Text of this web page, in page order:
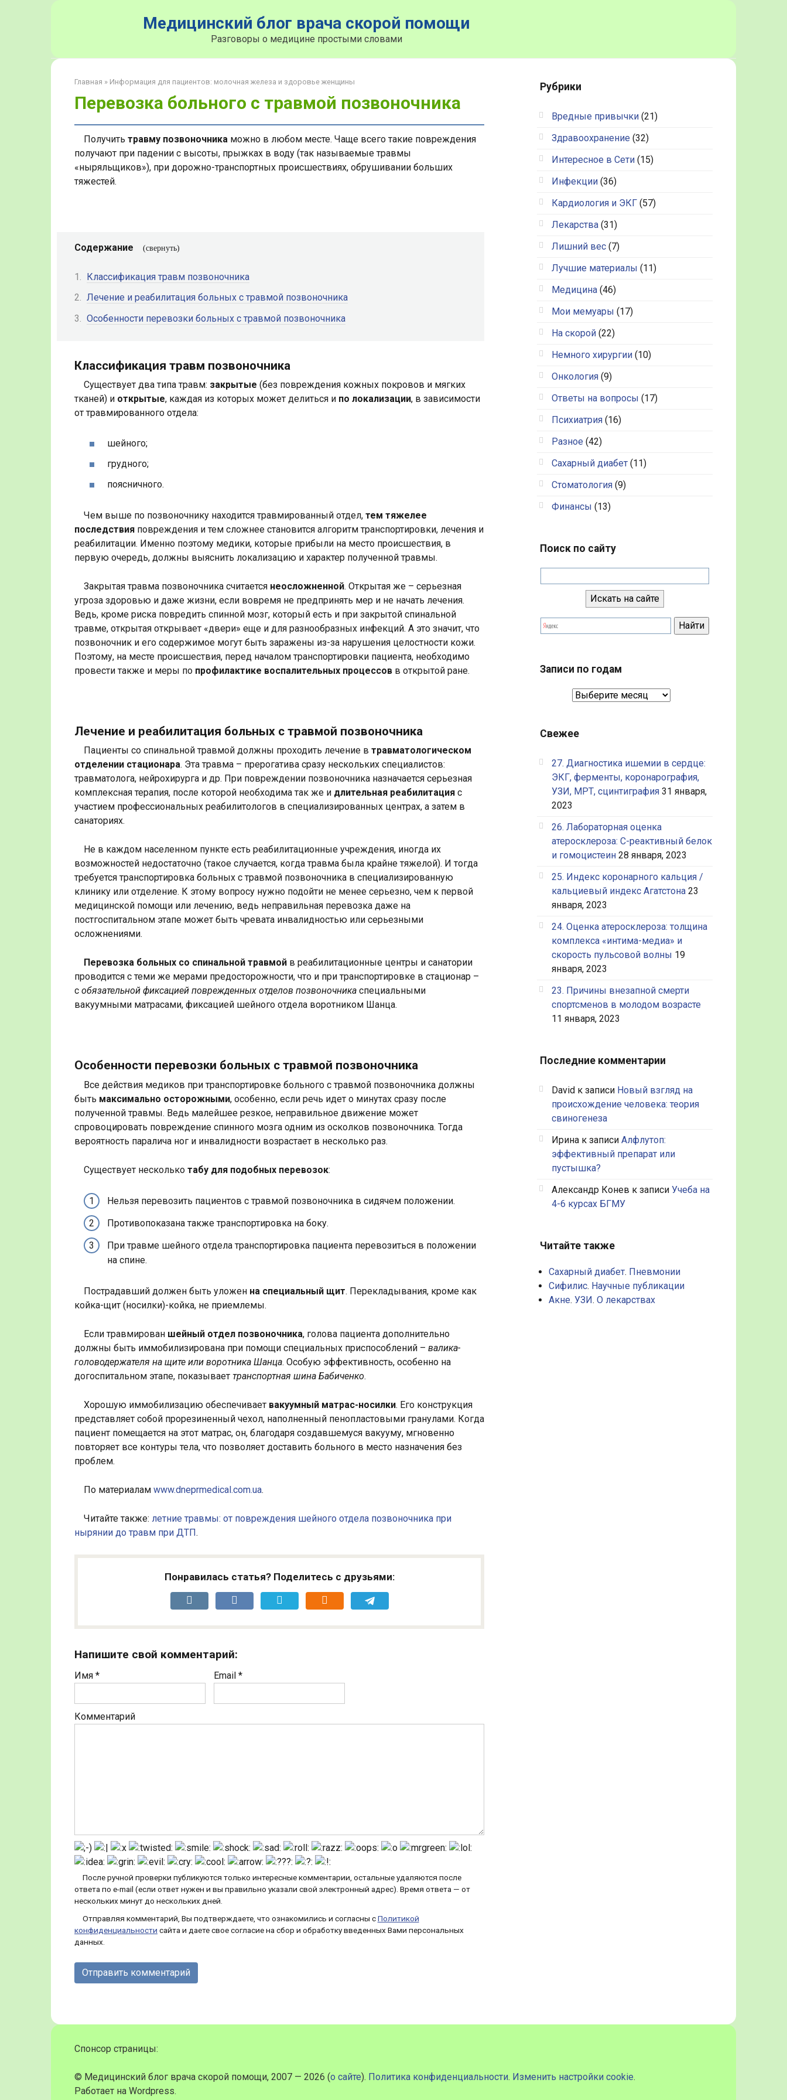
Медицинский блог врача скорой помощи
Разговоры о медицине простыми словами
Главная » Информация для пациентов: молочная железа и здоровье женщины
Перевозка больного с травмой позвоночника
Получить травму позвоночника можно в любом месте. Чаще всего такие повреждения
получают при падении с высоты, прыжках в воду (так называемые травмы
«ныряльщиков»), при дорожно-транспортных происшествиях, обрушивании больших
тяжестей.
Содержание
Классификация травм позвоночника
Лечение и реабилитация больных с травмой позвоночника
Особенности перевозки больных с травмой позвоночника
Классификация травм позвоночника
Существует два типа травм: закрытые (без повреждения кожных покровов и мягких
тканей) и открытые, каждая из которых может делиться и по локализации, в зависимости
от травмированного отдела:
шейного;
грудного;
поясничного.
Чем выше по позвоночнику находится травмированный отдел, тем тяжелее
последствия повреждения и тем сложнее становится алгоритм транспортировки, лечения и
реабилитации. Именно поэтому медики, которые прибыли на место происшествия, в
первую очередь, должны выяснить локализацию и характер полученной травмы.
Закрытая травма позвоночника считается неосложненной. Открытая же – серьезная
угроза здоровью и даже жизни, если вовремя не предпринять мер и не начать лечения.
Ведь, кроме риска повредить спинной мозг, который есть и при закрытой спинальной
травме, открытая открывает «двери» еще и для разнообразных инфекций. А это значит, что
позвоночник и его содержимое могут быть заражены из-за нарушения целостности кожи.
Поэтому, на месте происшествия, перед началом транспортировки пациента, необходимо
провести также и меры по профилактике воспалительных процессов в открытой ране.
Лечение и реабилитация больных с травмой позвоночника
Пациенты со спинальной травмой должны проходить лечение в травматологическом
отделении стационара. Эта травма – прерогатива сразу нескольких специалистов:
травматолога, нейрохирурга и др. При повреждении позвоночника назначается серьезная
комплексная терапия, после которой необходима так же и длительная реабилитация с
участием профессиональных реабилитологов в специализированных центрах, а затем в
санаториях.
Не в каждом населенном пункте есть реабилитационные учреждения, иногда их
возможностей недостаточно (такое случается, когда травма была крайне тяжелой). И тогда
требуется транспортировка больных с травмой позвоночника в специализированную
клинику или отделение. К этому вопросу нужно подойти не менее серьезно, чем к первой
медицинской помощи или лечению, ведь неправильная перевозка даже на
постгоспитальном этапе может быть чревата инвалидностью или серьезными
осложнениями.
Перевозка больных со спинальной травмой в реабилитационные центры и санатории
проводится с теми же мерами предосторожности, что и при транспортировке в стационар –
с обязательной фиксацией поврежденных отделов позвоночника специальными
вакуумными матрасами, фиксацией шейного отдела воротником Шанца.
Особенности перевозки больных с травмой позвоночника
Все действия медиков при транспортировке больного с травмой позвоночника должны
быть максимально осторожными, особенно, если речь идет о минутах сразу после
полученной травмы. Ведь малейшее резкое, неправильное движение может
спровоцировать повреждение спинного мозга одним из осколков позвоночника. Тогда
вероятность паралича ног и инвалидности возрастает в несколько раз.
Существует несколько табу для подобных перевозок:
Нельзя перевозить пациентов с травмой позвоночника в сидячем положении.
Противопоказана также транспортировка на боку.
При травме шейного отдела транспортировка пациента перевозиться в положении
на спине.
Пострадавший должен быть уложен на специальный щит. Перекладывания, кроме как
койка-щит (носилки)-койка, не приемлемы.
Если травмирован шейный отдел позвоночника, голова пациента дополнительно
должны быть иммобилизирована при помощи специальных приспособлений – валика-
головодержателя на щите или воротника Шанца. Особую эффективность, особенно на
догоспитальном этапе, показывает транспортная шина Бабиченко.
Хорошую иммобилизацию обеспечивает вакуумный матрас-носилки. Его конструкция
представляет собой прорезиненный чехол, наполненный пенопластовыми гранулами. Когда
пациент помещается на этот матрас, он, благодаря создавшемуся вакууму, мгновенно
повторяет все контуры тела, что позволяет доставить больного в место назначения без
проблем.
По материалам www.dneprmedical.com.ua.
Читайте также: летние травмы: от повреждения шейного отдела позвоночника при
нырянии до травм при ДТП.
Понравилась статья? Поделитесь с друзьями:
Напишите свой комментарий:
Имя * Email *
Комментарий
После ручной проверки публикуются только интересные комментарии, остальные удаляются после
ответа по e-mail (если ответ нужен и вы правильно указали свой электронный адрес). Время ответа — от
нескольких минут до нескольких дней.
Отправляя комментарий, Вы подтверждаете, что ознакомились и согласны сПолитикой
конфиденциальности сайта и даете свое согласие на сбор и обработку введенных Вами персональных
данных.
Рубрики
Вредные привычки (21)
Здравоохранение (32)
Интересное в Сети (15)
Инфекции (36)
Кардиология и ЭКГ (57)
Лекарства (31)
Лишний вес (7)
Лучшие материалы (11)
Медицина (46)
Мои мемуары (17)
На скорой (22)
Немного хирургии (10)
Онкология (9)
Ответы на вопросы (17)
Психиатрия (16)
Разное (42)
Сахарный диабет (11)
Стоматология (9)
Финансы (13)
Поиск по сайту
Записи по годам
Свежее
27. Диагностика ишемии в сердце:
ЭКГ, ферменты, коронарография,
УЗИ, МРТ, сцинтиграфия 31 января,
2023
26. Лабораторная оценка
атеросклероза: С-реактивный белок
и гомоцистеин 28 января, 2023
25. Индекс коронарного кальция /
кальциевый индекс Агатстона 23
января, 2023
24. Оценка атеросклероза: толщина
комплекса «интима-медиа» и
скорость пульсовой волны 19
января, 2023
23. Причины внезапной смерти
спортсменов в молодом возрасте
11 января, 2023
Последние комментарии
David к записи Новый взгляд на
происхождение человека: теория
свиногенеза
Ирина к записи Алфлутоп:
эффективный препарат или
пустышка?
Александр Конев к записи Учеба на
4-6 курсах БГМУ
Читайте также
Сахарный диабет. Пневмонии
Сифилис. Научные публикации
Акне. УЗИ. О лекарствах
© Медицинский блог врача скорой помощи, 2007 — 2026 (о сайте). Политика конфиденциальности. Изменить настройки cookie.
Работает на Wordpress.